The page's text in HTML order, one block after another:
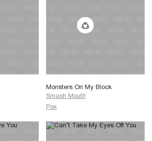
Monsters On My Block
Smash Mouth
Рок